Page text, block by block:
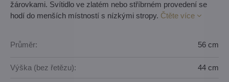
žárovkami. Svítidlo ve zlatém nebo stříbrném provedení se
hodí do menších místností s nízkými stropy. Čtěte více
Průměr: 56 cm
Výška (bez řetězu): 44 cm